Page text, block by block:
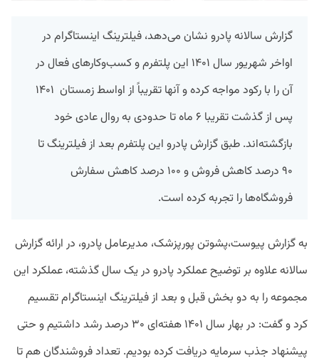
گزارش سالانه پادرو نشان می‌دهد، فیلترینگ اینستاگرام در
اواخر شهریور سال ۱۴۰۱ این پلتفرم و کسب‌وکارهای فعال در
آن را با رکود مواجه کرده و آنها تقریباً از اواسط زمستان ۱۴۰۱
پس از گذشت تقریبا ۶ ماه تا حدودی به روال عادی خود
بازگشته‌اند. طبق گزارش پادرو این پلتفرم بعد از فیلترینگ تا
۹۰ درصد کاهش فروش و ۱۰۰ درصد کاهش سفارش
فروشگاه‌ها را تجربه کرده است.
به گزارش پیوست،پشوتن پورپزشک، مدیرعامل پادرو، در ارائه گزارش
سالانه علاوه بر توضیح عملکرد پادرو در یک سال گذشته، عملکرد این
مجموعه را به دو بخش قبل و بعد از فیلترینگ اینستاگرام تقسیم
کرد و گفت: در بهار سال ۱۴۰۱ هفته‌ای ۳۰ درصد رشد داشتیم و حتی
پیشنهاد جذب سرمایه دریافت کرده‌ بودیم. تعداد فروشندگان هم تا